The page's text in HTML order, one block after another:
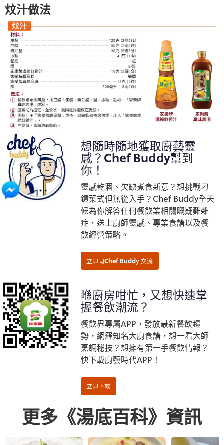
炆汁做法
想隨時隨地獲取廚藝靈
感？Chef Buddy幫到
你！
靈感乾涸、欠缺煮食新意？想挑戰刁
鑽菜式但無從入手？Chef Buddy全天
候為你解答任何餐飲業相關嘅疑難雜
症，送上廚師靈感、專業食譜以及餐
飲經營策略。
喺廚房咁忙，又想快速掌
握餐飲潮流？
餐飲界專屬APP，發放最新餐飲趨
勢，網羅知名大廚食譜，想一看大師
烹調秘技？想擁有第一手餐飲情報？
快下載廚藝時代APP！
更多《湯底百科》資訊